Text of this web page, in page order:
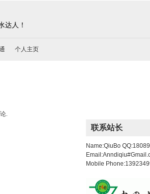
达人！
个人主页
.
联系站长
Name:QiuBo
Mobile